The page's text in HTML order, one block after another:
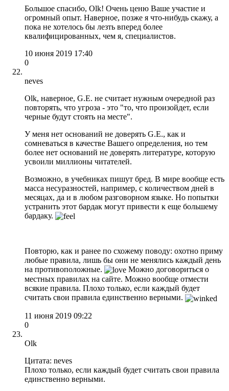
Большое спасибо, Olk! Очень ценю Ваше участие и
огромный опыт. Наверное, позже я что-нибудь скажу, а
пока не хотелось бы лезть вперед более
квалифицированных, чем я, специалистов.
10 июня 2019 17:40
0
neves
Olk, наверное, G.E. не считает нужным очередной раз
повторять, что угроза - это "то, что произойдет, если
черные будут стоять на месте".
У меня нет оснований не доверять G.E., как и
сомневаться в качестве Вашего определения, но тем
более нет оснований не доверять литературе, которую
усвоили миллионы читателей.
Возможно, в учебниках пишут бред. В мире вообще есть
масса несуразностей, например, с количеством дней в
месяцах, да и в любом разговорном языке. Но попытки
устранить этот бардак могут привести к еще большему
бардаку.
Повторю, как и ранее по схожему поводу: охотно приму
любые правила, лишь бы они не менялись каждый день
на противоположные.
Можно договориться о
местных правилах на сайте. Можно вообще отмести
всякие правила. Плохо только, если каждый будет
считать свои правила единственно верными.
11 июня 2019 09:22
0
Olk
Цитата: neves
Плохо только, если каждый будет считать свои правила
единственно верными.